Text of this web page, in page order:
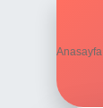
Anasayfa